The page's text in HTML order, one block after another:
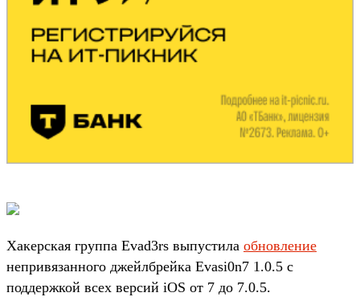
Хакерская группа Evad3rs выпустила обновление
непривязанного джейлбрейка Evasi0n7 1.0.5 с
поддержкой всех версий iOS от 7 до 7.0.5.